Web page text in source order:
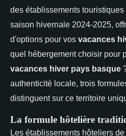
des établissements
saison hivernale 2024-2025,
d'options pour vos vacances
quel hébergement choisir pour
vacances hiver pays basque
authenticité locale, trois
distinguent sur ce territoire
La formule hôtelière
Les établissements hôteliers